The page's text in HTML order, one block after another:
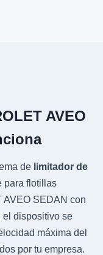
AVEO
de limitador de
para flotillas
AVEO SEDAN con
el dispositivo se
máxima del
por tu empresa.